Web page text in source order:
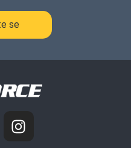
se